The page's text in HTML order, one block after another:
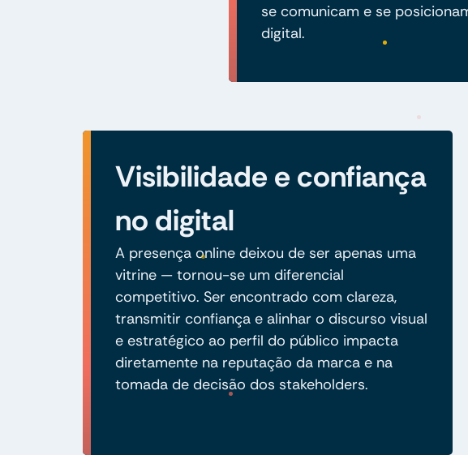
se comunicam e se
digital.
Visibilidade e confiança
no digital
A presença online deixou de ser apenas uma
vitrine — tornou-se um diferencial
competitivo. Ser encontrado com clareza,
transmitir confiança e alinhar o discurso visual
e estratégico ao perfil do público impacta
diretamente na reputação da marca e na
tomada de decisão dos stakeholders.